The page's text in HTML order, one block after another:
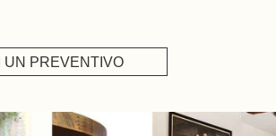
UN PREVENTIVO